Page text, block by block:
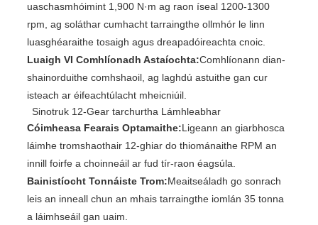
uaschasmhóimint 1,900 N·m ag raon íseal 1200-1300
rpm, ag soláthar cumhacht tarraingthe ollmhór le linn
luasghéaraithe tosaigh agus dreapadóireachta cnoic.
Luaigh VI Comhlíonadh Astaíochta:Comhlíonann dian-
shainorduithe comhshaoil, ag laghdú astuithe gan cur
isteach ar éifeachtúlacht mheicniúil.
Sinotruk 12-Gear tarchurtha Lámhleabhar
Cóimheasa Fearais Optamaithe:Ligeann an giarbhosca
láimhe tromshaothair 12-ghiar do thiománaithe RPM an
innill foirfe a choinneáil ar fud tír-raon éagsúla.
Bainistíocht Tonnáiste Trom:Meaitseáladh go sonrach
leis an inneall chun an mhais tarraingthe iomlán 35 tonna
a láimhseáil gan uaim.